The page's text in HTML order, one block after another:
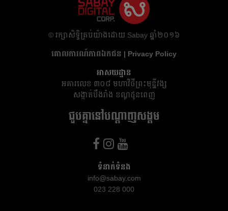
​© រក្សា​សិទ្ធិ​គ្រប់​យ៉ាង​ដោយ​ Sabay ឆ្នាំ​២០១៦
គោលការណ៍​ភាព​ឯកជន | Privacy Policy
អាសយដ្ឋាន
អគារ​លេខ ៣០៨ មហាវិថីព្រះមុន្នីវង្ស
សង្កាត់បឹងរាំង ខណ្ឌដូនពេញ
ជួបគ្នានៅបណ្តាញសង្គម
ទំនាក់ទំនង
info@sabay.com
023 228 000